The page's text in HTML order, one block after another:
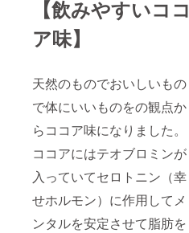
【飲みやすいココ
ア味】
天然のものでおいしいもの
で体にいいものをの観点か
らココア味になりました。
ココアにはテオブロミンが
入っていてセロトニン（幸
せホルモン）に作用してメ
ンタルを安定させて脂肪を